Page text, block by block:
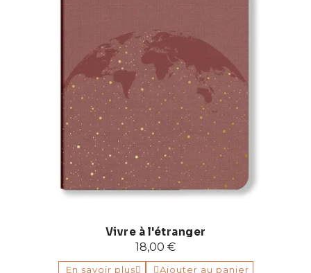
Vivre à l'étranger
18,00 €
En savoir plus Ajouter au panier